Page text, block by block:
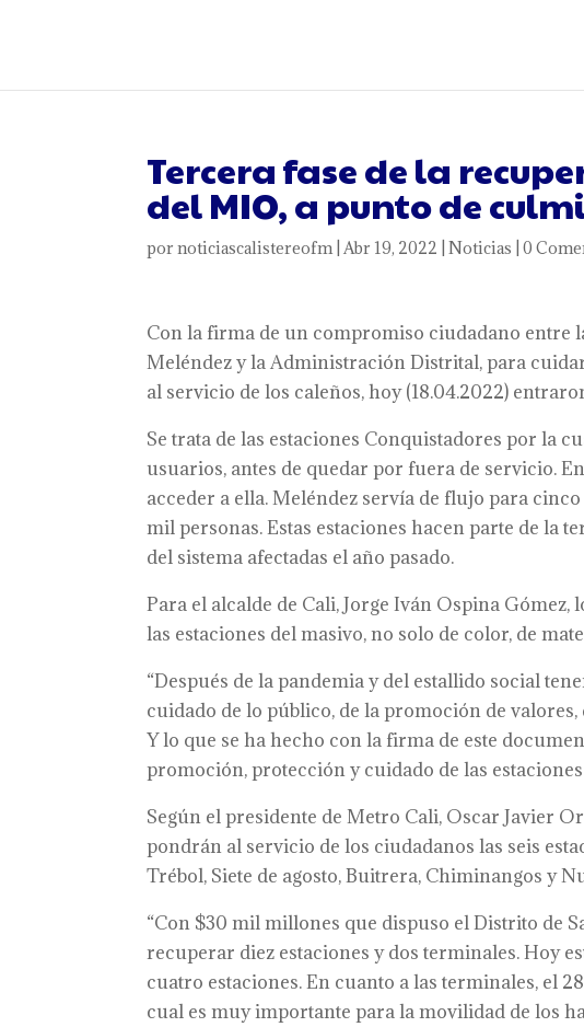
Tercera fase de la
del MIO, a punto de
pornoticiascalistereofm|Abr 19, 2022 |Noticias |0
Con la firma de un compromiso ciudadano entre
Meléndez y la Administración Distrital, para
al servicio de los caleños, hoy (18.04.2022)
Se trata de las estaciones Conquistadores por la
usuarios, antes de quedar por fuera de servicio.
acceder a ella. Meléndez servía de flujo para
mil personas. Estas estaciones hacen parte de la
del sistema afectadas el año pasado.
Para el alcalde de Cali, Jorge Iván Ospina
las estaciones del masivo, no solo de color, de
“Después de la pandemia y del estallido social
cuidado de lo público, de la promoción de
Y lo que se ha hecho con la firma de este
promoción, protección y cuidado de las
Según el presidente de Metro Cali, Oscar Javier
pondrán al servicio de los ciudadanos las seis
Trébol, Siete de agosto, Buitrera, Chiminangos y
“Con $30 mil millones que dispuso el Distrito de
recuperar diez estaciones y dos terminales. Hoy
cuatro estaciones. En cuanto a las terminales, el
cual es muy importante para la movilidad de los